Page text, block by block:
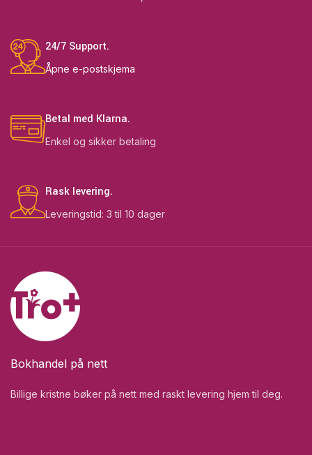
24/7 Support.
Åpne e-postskjema
Betal med Klarna.
Enkel og sikker betaling
Rask levering.
Leveringstid: 3 til 10 dager
Bokhandel på nett
Billige kristne bøker på nett med raskt levering hjem til deg.